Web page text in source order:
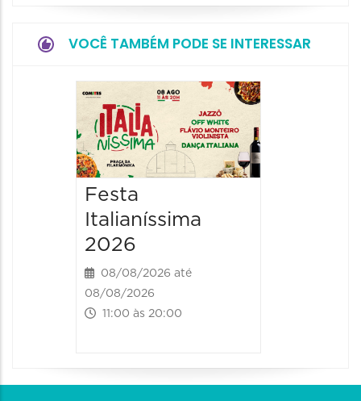
VOCÊ TAMBÉM PODE SE INTERESSAR
Festa
Italianíssima
2026
08/08/2026 até
08/08/2026
11:00 às 20:00